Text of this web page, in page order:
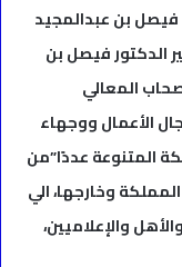
فيصل بن عبدالمجيد
الدكتور فيصل بن
المعالي
الأعمال ووجهاء
المتنوعة عددًا”من
وخارجها، الي
والإعلاميين،